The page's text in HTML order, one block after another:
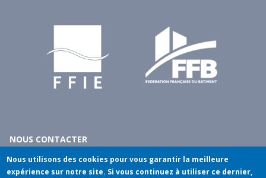
NOUS CONTACTER
10 rue du débarcadère - 75017 Paris
tél: 01.40.55.14.00
Nous utilisons des cookies pour vous garantir la meilleure
expérience sur notre site. Si vous continuez à utiliser ce dernier,